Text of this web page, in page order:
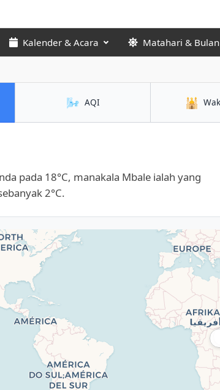
Kalender & Acara Matahari & Bulan
🌬️ AQI 🕌
pada 18°C, manakala Mbale ialah yang
2°C.